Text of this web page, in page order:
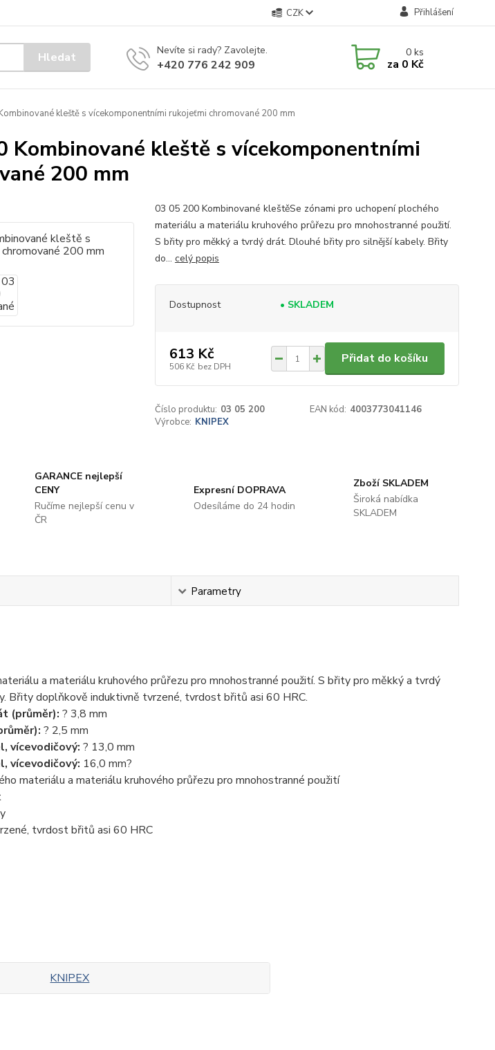
CZK Přihlášení
Hledat Nevíte si rady? Zavolejte.
+420 776 242 909
0ks
za 0 Kč
kleště s vícekomponentními rukojeťmi chromované 200 mm
Kombinované kleště s vícekomponentními
200 mm
03 05 200 Kombinované kleštěSe zónami pro uchopení plochého
materiálu a materiálu kruhového průřezu pro mnohostranné použití.
S břity pro měkký a tvrdý drát. Dlouhé břity pro silnější kabely. Břity
do... celý popis
Dostupnost • SKLADEM
613 Kč
506 Kč bez DPH
Přidat do košíku
Číslo produktu: 03 05 200 EAN kód: 4003773041146
Výrobce: KNIPEX
GARANCE nejlepší
CENY
Ručíme nejlepší cenu v
ČR
Expresní DOPRAVA
Odesíláme do 24 hodin
Zboží SKLADEM
Široká nabídka
SKLADEM
Parametry
a materiálu kruhového průřezu pro mnohostranné použití. S břity pro měkký a tvrdý
Břity doplňkově induktivně tvrzené, tvrdost břitů asi 60 HRC.
(průměr): ? 3,8 mm
? 2,5 mm
vícevodičový: ? 13,0 mm
vícevodičový: 16,0 mm?
materiálu a materiálu kruhového průřezu pro mnohostranné použití
tvrdost břitů asi 60 HRC
KNIPEX